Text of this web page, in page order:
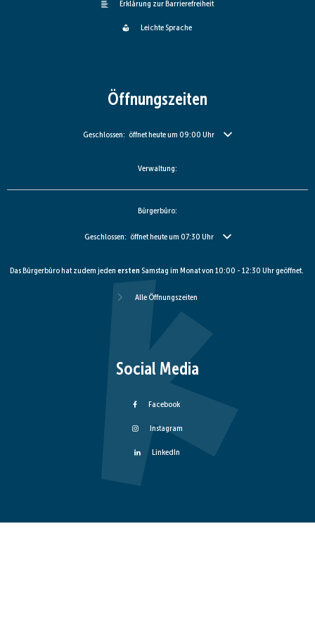
Erklärung zur Barrierefreiheit
Leichte Sprache
Öffnungszeiten
Klicken, um weitere Öffnungs- oder Schließzeiten auszublenden
Geschlossen: öffnet heute um 09:00 Uhr
Verwaltung:
Bürgerbüro:
Klicken, um weitere Öffnungs- oder Schließzeiten auszublenden
Geschlossen: öffnet heute um 07:30 Uhr
Das Bürgerbüro hat zudem jeden erstenSamstag im Monat von 10:00 - 12:30 Uhr geöffnet.
Alle Öffnungszeiten
Social Media
Facebook
Instagram
LinkedIn